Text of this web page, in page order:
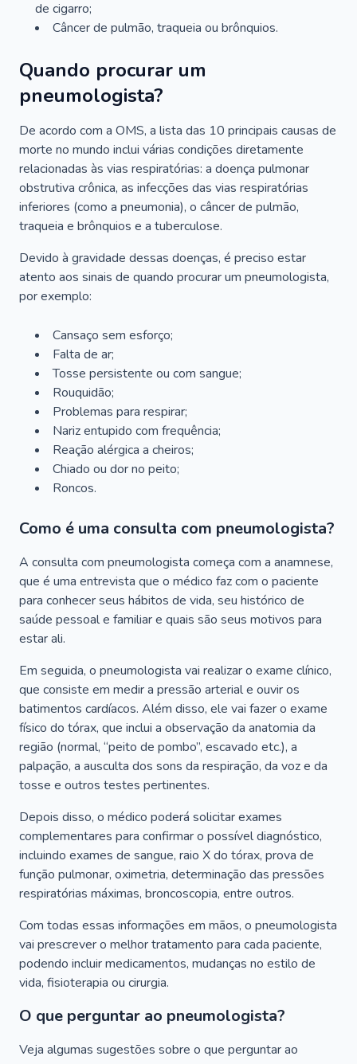
de cigarro;
Câncer de pulmão, traqueia ou brônquios.
Quando procurar um
pneumologista?
De acordo com a OMS, a lista das 10 principais causas de
morte no mundo inclui várias condições diretamente
relacionadas às vias respiratórias: a doença pulmonar
obstrutiva crônica, as infecções das vias respiratórias
inferiores (como a pneumonia), o câncer de pulmão,
traqueia e brônquios e a tuberculose.
Devido à gravidade dessas doenças, é preciso estar
atento aos sinais de quando procurar um pneumologista,
por exemplo:
Cansaço sem esforço;
Falta de ar;
Tosse persistente ou com sangue;
Rouquidão;
Problemas para respirar;
Nariz entupido com frequência;
Reação alérgica a cheiros;
Chiado ou dor no peito;
Roncos.
Como é uma consulta com pneumologista?
A consulta com pneumologista começa com a anamnese,
que é uma entrevista que o médico faz com o paciente
para conhecer seus hábitos de vida, seu histórico de
saúde pessoal e familiar e quais são seus motivos para
estar ali.
Em seguida, o pneumologista vai realizar o exame clínico,
que consiste em medir a pressão arterial e ouvir os
batimentos cardíacos. Além disso, ele vai fazer o exame
físico do tórax, que inclui a observação da anatomia da
região (normal, “peito de pombo”, escavado etc.), a
palpação, a ausculta dos sons da respiração, da voz e da
tosse e outros testes pertinentes.
Depois disso, o médico poderá solicitar exames
complementares para confirmar o possível diagnóstico,
incluindo exames de sangue, raio X do tórax, prova de
função pulmonar, oximetria, determinação das pressões
respiratórias máximas, broncoscopia, entre outros.
Com todas essas informações em mãos, o pneumologista
vai prescrever o melhor tratamento para cada paciente,
podendo incluir medicamentos, mudanças no estilo de
vida, fisioterapia ou cirurgia.
O que perguntar ao pneumologista?
Veja algumas sugestões sobre o que perguntar ao